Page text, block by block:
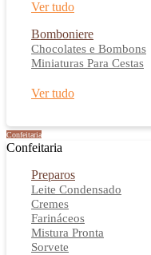
Ver tudo
Bomboniere
Chocolates e Bombons
Miniaturas Para Cestas
Ver tudo
Confeitaria
Confeitaria
Preparos
Leite Condensado
Cremes
Farináceos
Mistura Pronta
Sorvete